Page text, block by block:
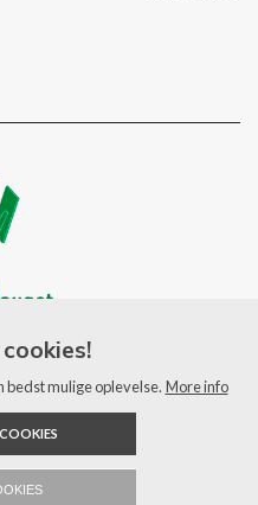
bedst mulige oplevelse. More info